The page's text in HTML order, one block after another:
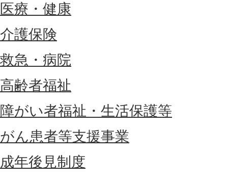
医療・健康
介護保険
救急・病院
高齢者福祉
障がい者福祉・生活保護等
がん患者等支援事業
成年後見制度